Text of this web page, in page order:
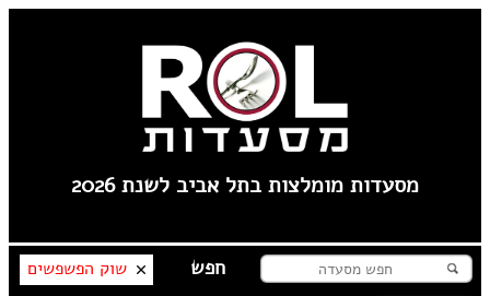
מסעדות מומלצות בתל אביב לשנת 2026
שוק הפשפשים